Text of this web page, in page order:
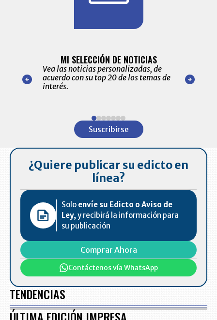
nuestro
para
MI SELECCIÓN DE NOTICIAS
Vea las noticias personalizadas, de
acuerdo con su top 20 de los temas de
interés.
de las
Suscribirse
¿Quiere publicar su edicto en
línea?
Solo envíe su Edicto o Aviso de
Ley,y recibirá la información para
su publicación
Comprar Ahora
Contáctenos vía WhatsApp
TENDENCIAS